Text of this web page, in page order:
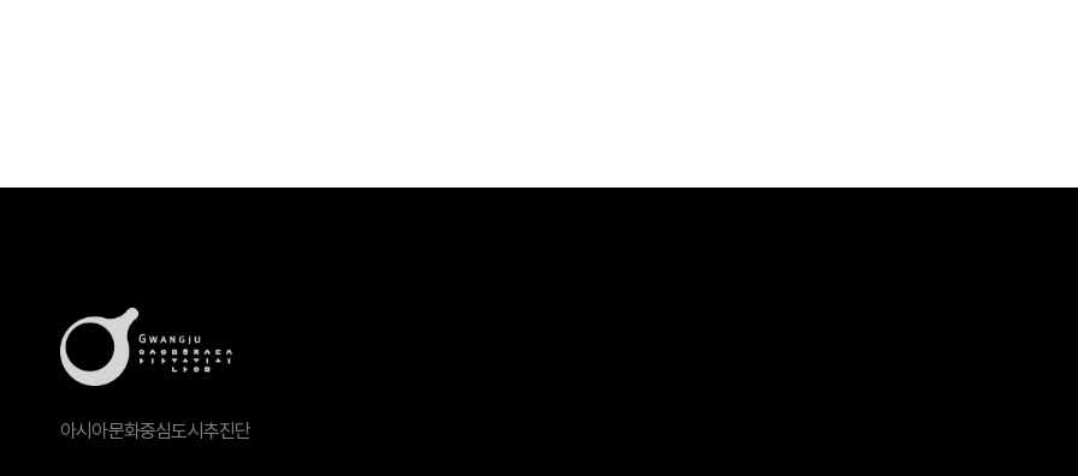
아시아문화중심도시추진단